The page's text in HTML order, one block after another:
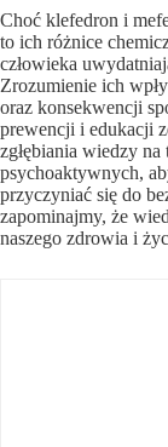
Choć klefedron i
to ich różnice
człowieka
Zrozumienie ich
oraz konsekwencji
prewencji i edukacji
zgłębiania wiedzy
psychoaktywnych,
przyczyniać się do
zapominajmy, że
naszego zdrowia i